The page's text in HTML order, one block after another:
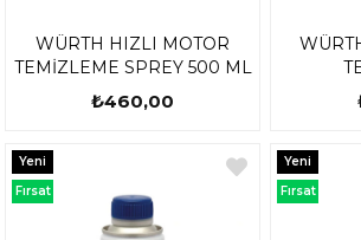
WÜRTH HIZLI MOTOR
TEMİZLEME SPREY 500 ML
₺460,00
Yeni
Ürün
Fırsat
Yeni
Ürün
Fırsat